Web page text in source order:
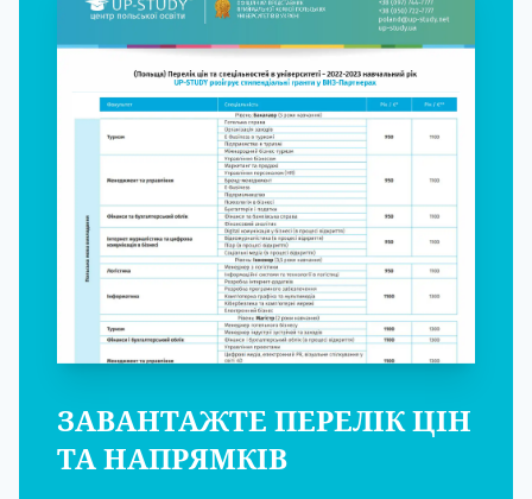
ЗАВАНТАЖТЕ ПЕРЕЛІК ЦІН
ТА НАПРЯМКІВ